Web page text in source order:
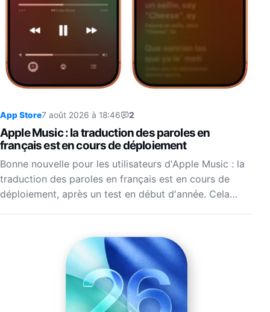
App Store7 août 2026 à 18:46 2
Apple Music : la traduction des paroles en
français est en cours de déploiement
Bonne nouvelle pour les utilisateurs d'Apple Music : la
traduction des paroles en français est en cours de
déploiement, après un test en début d'année. Cela…